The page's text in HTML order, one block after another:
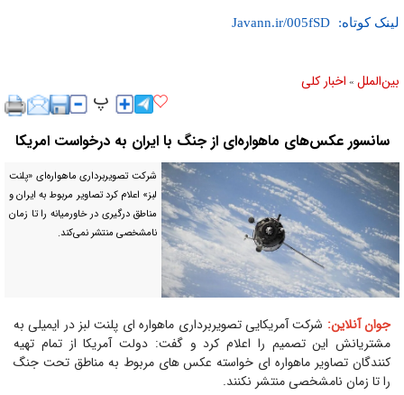
لینک کوتاه:
بين‌الملل » اخبار كلی
سانسور عکس‌های ماهواره‌ای از جنگ با ایران به درخواست امریکا
شرکت تصویربرداری ماهواره‌ای «پلنت
لبز» اعلام کرد تصاویر مربوط به ایران و
مناطق درگیری در خاورمیانه را تا زمان
نامشخصی منتشر نمی‌کند.
جوان آنلاین: شرکت آمریکایی تصویربرداری ماهواره ای پلنت لبز در ایمیلی به
مشتریانش این تصمیم را اعلام کرد و گفت: دولت آمریکا از تمام تهیه
کنندگان تصاویر ماهواره ای خواسته عکس های مربوط به مناطق تحت جنگ
را تا زمان نامشخصی منتشر نکنند.